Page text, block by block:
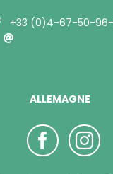
+33 (0)4-67-50-
ALLEMAGNE